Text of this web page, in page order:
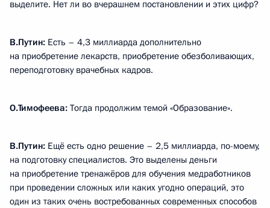
выделите. Нет ли во вчерашнем постановлении и этих цифр?
В.Путин: Есть – 4,3 миллиарда дополнительно
на приобретение лекарств, приобретение обезболивающих,
переподготовку врачебных кадров.
О.Тимофеева: Тогда продолжим темой «Образование».
В.Путин: Ещё есть одно решение – 2,5 миллиарда, по-моему,
на подготовку специалистов. Это выделены деньги
на приобретение тренажёров для обучения медработников
при проведении сложных или каких угодно операций, это
один из таких очень востребованных современных способов